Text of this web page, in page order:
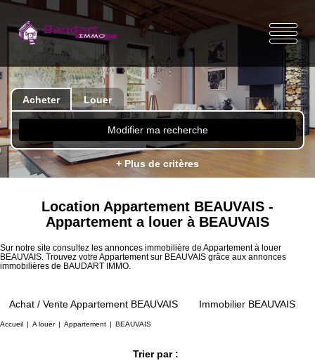
Acheter Louer
Modifier ma recherche
+ Plus de critères
Location Appartement BEAUVAIS -
Appartement a louer à BEAUVAIS
Sur notre site consultez les annonces immobilière de Appartement à louer
BEAUVAIS. Trouvez votre Appartement sur BEAUVAIS grâce aux annonces
immobilières de BAUDART IMMO.
Achat / Vente Appartement BEAUVAIS Immobilier BEAUVAIS
Accueil A louer Appartement BEAUVAIS
Trier par :